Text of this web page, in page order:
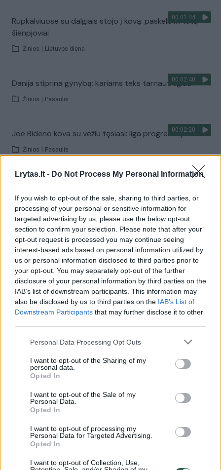
Lrytas.lt - Do Not Process My Personal Information
If you wish to opt-out of the sale, sharing to third parties, or
processing of your personal or sensitive information for
targeted advertising by us, please use the below opt-out
section to confirm your selection. Please note that after your
opt-out request is processed you may continue seeing
interest-based ads based on personal information utilized by
us or personal information disclosed to third parties prior to
your opt-out. You may separately opt-out of the further
disclosure of your personal information by third parties on the
IAB’s list of downstream participants. This information may
also be disclosed by us to third parties on the IAB’s List of
Downstream Participants that may further disclose it to other
Personal Data Processing Opt Outs
I want to opt-out of the Sharing of my
personal data.
Opted In
I want to opt-out of the Sale of my
Personal Data.
Opted In
I want to opt-out of processing my
Personal Data for Targeted Advertising.
Opted In
I want to opt-out of Collection, Use,
00:01:44
Rupkalviuose su dalgiais stojo į kovą: paskelbti Metų
šienpjoviai
Žinios Lietuvos diena
00:02:40
Danija stiprina gynybą: kariams teks tarnauti ilgiau
Žinios Pasaulis
00:02:20
Joe Bideno kova su vėžiu tęsiasi: liga progresuoja
Žinios Pasaulis
romantišką šokį
Žinios | Pramogos
Visi įrašai
Žiūrimiausi įrašai
Vaizdai iš tragiškos avarijos Vilniaus r.: dviejų moterų ir
vaiko gyvybių išgelbėti nepavyko
32 laipsnių šilumos
Ukrainos politikoje: jis yra neteisus